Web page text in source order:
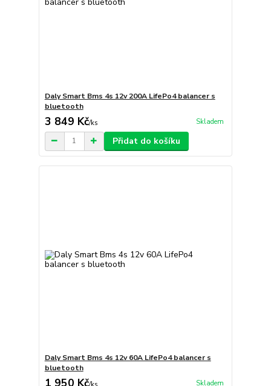
Daly Smart Bms 4s 12v 200A LifePo4 balancer s
bluetooth
3 849 Kč/ks Skladem
Přidat do košíku
Daly Smart Bms 4s 12v 60A LifePo4 balancer s
bluetooth
1 950 Kč Skladem